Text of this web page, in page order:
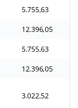
5.755,63
12.396,05
5.755,63
12.396,05
3.022,52